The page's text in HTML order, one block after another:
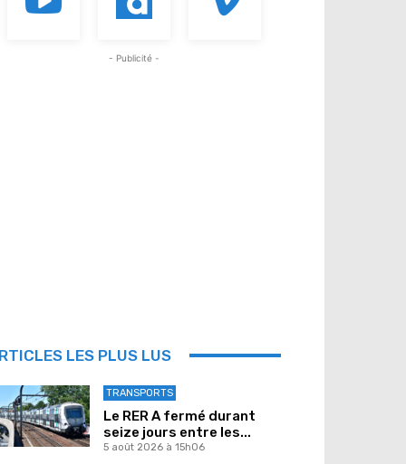
- Publicité -
LES PLUS LUS
TRANSPORTS
Le RER A fermé durant
seize jours entre les...
5 août 2026 à 15h06